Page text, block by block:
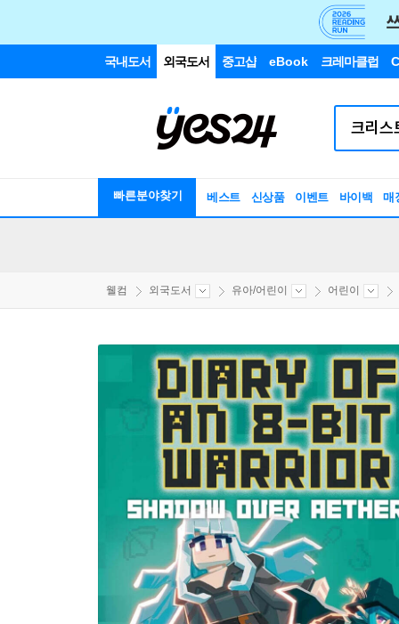
국내도서 외국도서 중고샵 eBook 크레마클럽
빠른분야찾기 베스트 신상품 이벤트 바이백 매
웰컴 외국도서 유아/어린이 어린이